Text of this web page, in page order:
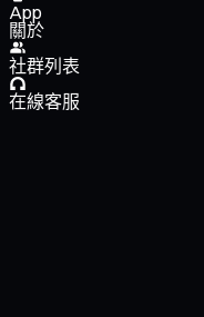
App
關於
社群列表
在線客服